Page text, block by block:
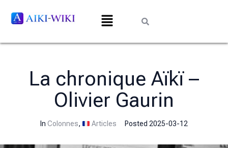
La chronique Aïkï –
Olivier Gaurin
InColonnes, Articles Posted 2025-03-12